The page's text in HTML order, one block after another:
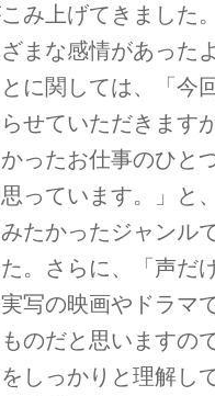
み上げてきました
まな感情があった
に関しては、「今
せていただきます
ったお仕事のひと
っています。」と
たかったジャンル
。さらに、「声だ
写の映画やドラマ
のだと思いますの
しっかりと理解し